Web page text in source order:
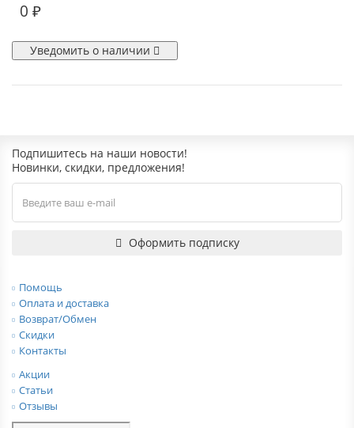
0 ₽
Уведомить о наличии
Подпишитесь на наши новости!
Новинки, скидки, предложения!
Оформить подписку
Помощь
Оплата и доставка
Возврат/Обмен
Скидки
Контакты
Акции
Статьи
Отзывы